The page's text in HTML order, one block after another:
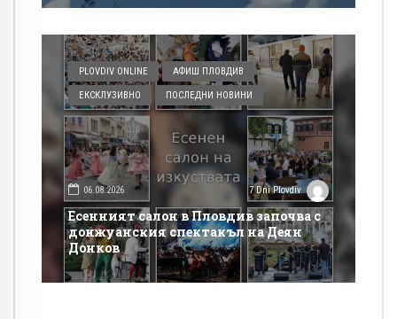
PLOVDIV ONLINE АФИШ ПЛОВДИВ
ЕКСКЛУЗИВНО ПОСЛЕДНИ НОВИНИ
06.08.2026 7 Dni Plovdiv
Есенният салон в Пловдив започва с
донжуанския спектакъл на Деян
Донков